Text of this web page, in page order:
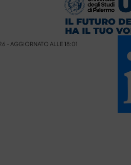
- AGGIORNATO ALLE 18:01